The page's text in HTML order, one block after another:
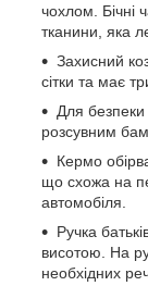
чохлом. Бічні
тканини, яка
Захисний
сітки та має
Для
розсувним
Кермо
що схожа на
автомобіля.
Ручка
висотою. На
необхідних